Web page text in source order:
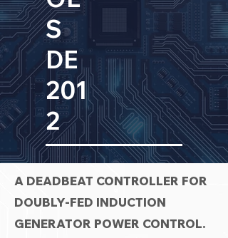
S
DE
201
2
A DEADBEAT CONTROLLER FOR
DOUBLY-FED INDUCTION
GENERATOR POWER CONTROL.